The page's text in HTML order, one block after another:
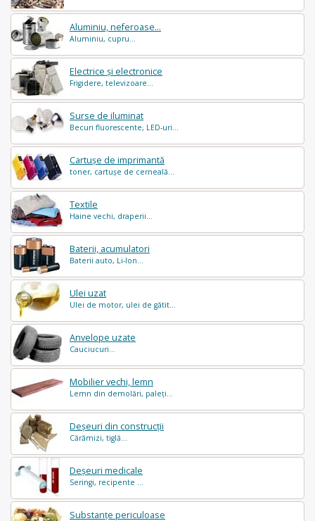
Aluminiu, neferoase...
Aluminiu, cupru...
Electrice și electronice
Frigidere, televizoare...
Surse de iluminat
Becuri fluorescente, LED-uri...
Cartușe de imprimantă
toner, cartușe de cerneală...
Textile
Haine vechi, draperii...
Baterii, acumulatori
Baterii auto, Li-Ion...
Ulei uzat
Ulei de motor, ulei de gătit...
Anvelope uzate
Cauciucuri...
Mobilier vechi, lemn
Lemn din demolări, paleți...
Deșeuri din construcții
Cărămizi, tiglă...
Deșeuri medicale
Seringi, recipente ...
Substanțe periculoase